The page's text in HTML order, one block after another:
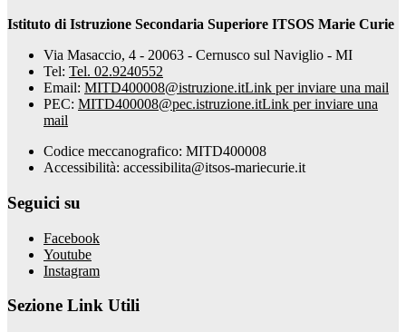
Istituto di Istruzione Secondaria Superiore ITSOS Marie Curie
Via Masaccio, 4 - 20063 - Cernusco sul Naviglio - MI
Tel: Tel. 02.9240552
Email: MITD400008@istruzione.itLink per inviare una mail
PEC: MITD400008@pec.istruzione.itLink per inviare una
mail
Codice meccanografico: MITD400008
Accessibilità: accessibilita@itsos-mariecurie.it
Seguici su
Facebook
Youtube
Instagram
Sezione Link Utili